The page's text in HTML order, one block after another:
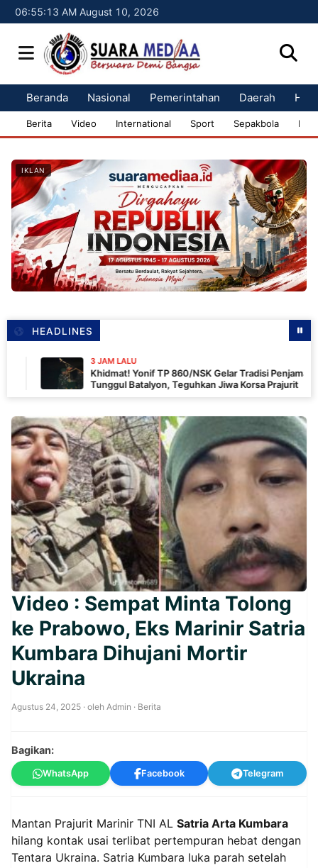
06:55:14 AM August 10, 2026
Beranda Nasional Pemerintahan Daerah
Berita Video International Sport Sepakbola
IKLAN
HEADLINES
3 JAM LALU
Khidmat! Yonif TP 860/NSK Gelar Tradisi Penjamasan
Tunggul Batalyon, Teguhkan Jiwa Korsa Prajurit
Video : Sempat Minta Tolong
ke Prabowo, Eks Marinir Satria
Kumbara Dihujani Mortir
Ukraina
Agustus 24, 2025 · oleh Admin · Berita
Bagikan:
WhatsApp Facebook Telegram
Mantan Prajurit Marinir TNI AL Satria Arta Kumbara
hilang kontak usai terlibat pertempuran hebat dengan
Tentara Ukraina. Satria Kumbara luka parah setelah